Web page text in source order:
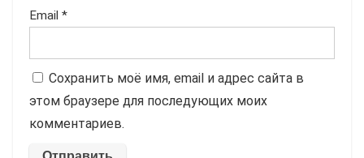
Email *
Сохранить моё имя, email и адрес сайта в
этом браузере для последующих моих
комментариев.